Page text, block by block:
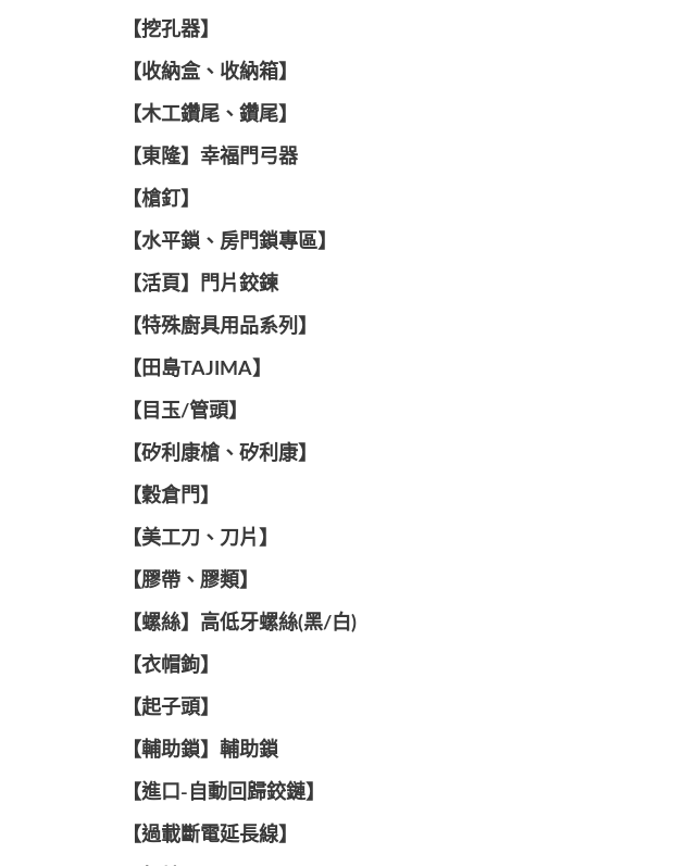
【挖孔器】
【收納盒、收納箱】
【木工鑽尾、鑽尾】
【東隆】幸福門弓器
【槍釘】
【水平鎖、房門鎖專區】
【活頁】門片鉸鍊
【特殊廚具用品系列】
【田島TAJIMA】
【目玉/管頭】
【矽利康槍、矽利康】
【穀倉門】
【美工刀、刀片】
【膠帶、膠類】
【螺絲】高低牙螺絲(黑/白)
【衣帽鉤】
【起子頭】
【輔助鎖】輔助鎖
【進口-自動回歸鉸鏈】
【過載斷電延長線】